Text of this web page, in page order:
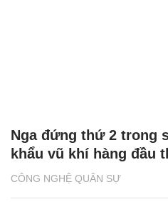
CÔNG NGHỆ QUÂN SỰ
Nga đứng thứ 2 trong
khẩu vũ khí hàng đầu